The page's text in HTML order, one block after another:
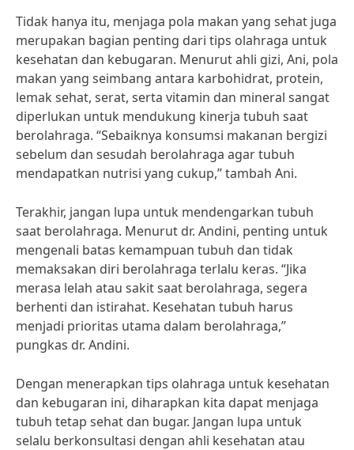
Tidak hanya itu, menjaga pola makan yang sehat juga
merupakan bagian penting dari tips olahraga untuk
kesehatan dan kebugaran. Menurut ahli gizi, Ani, pola
makan yang seimbang antara karbohidrat, protein,
lemak sehat, serat, serta vitamin dan mineral sangat
diperlukan untuk mendukung kinerja tubuh saat
berolahraga. “Sebaiknya konsumsi makanan bergizi
sebelum dan sesudah berolahraga agar tubuh
mendapatkan nutrisi yang cukup,” tambah Ani.
Terakhir, jangan lupa untuk mendengarkan tubuh
saat berolahraga. Menurut dr. Andini, penting untuk
mengenali batas kemampuan tubuh dan tidak
memaksakan diri berolahraga terlalu keras. “Jika
merasa lelah atau sakit saat berolahraga, segera
berhenti dan istirahat. Kesehatan tubuh harus
menjadi prioritas utama dalam berolahraga,”
pungkas dr. Andini.
Dengan menerapkan tips olahraga untuk kesehatan
dan kebugaran ini, diharapkan kita dapat menjaga
tubuh tetap sehat dan bugar. Jangan lupa untuk
selalu berkonsultasi dengan ahli kesehatan atau